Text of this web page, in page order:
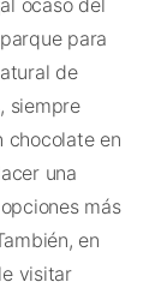
para
de
siempre
chocolate en
una
más
en
visitar